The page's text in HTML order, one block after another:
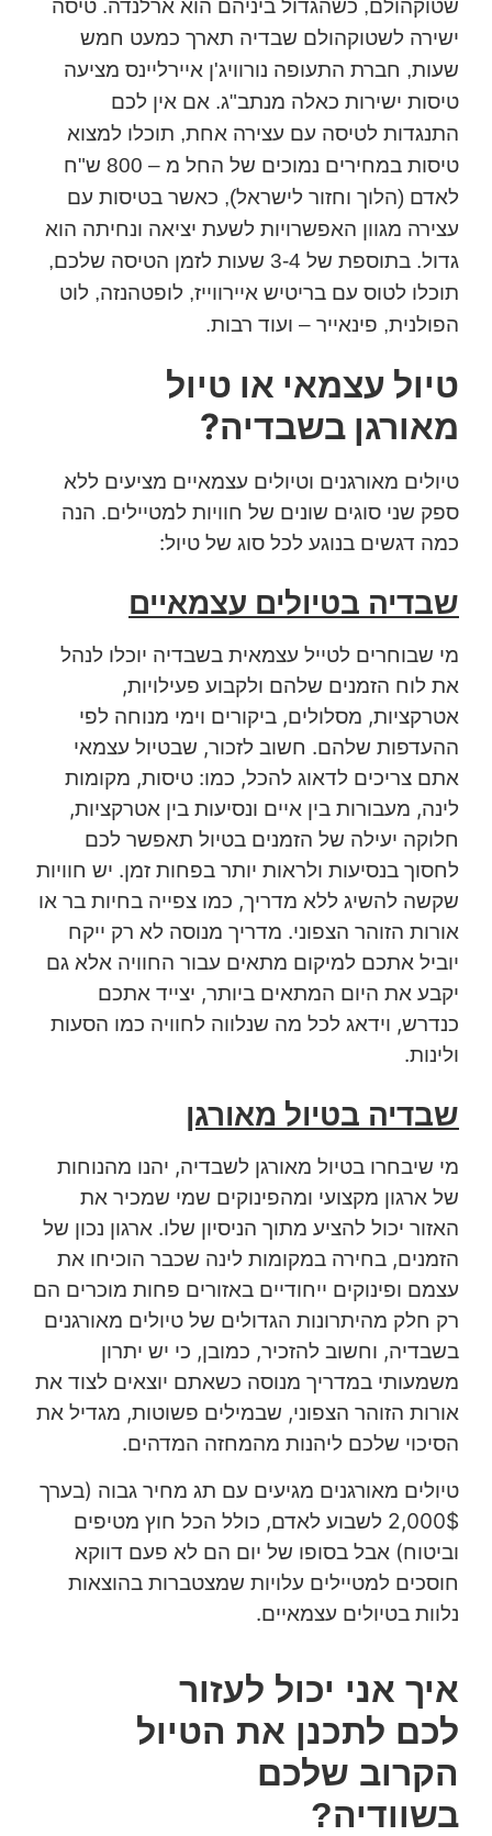
שטוקהולם, כשהגדול ביניהם הוא ארלנדה. טיסה
ישירה לשטוקהולם שבדיה תארך כמעט חמש
שעות, חברת התעופה נורוויג'ן איירליינס מציעה
טיסות ישירות כאלה מנתב"ג. אם אין לכם
התנגדות לטיסה עם עצירה אחת, תוכלו למצוא
טיסות במחירים נמוכים של החל מ – 800 ש"ח
לאדם (הלוך וחזור לישראל), כאשר בטיסות עם
עצירה מגוון האפשרויות לשעת יציאה ונחיתה הוא
גדול. בתוספת של 3-4 שעות לזמן הטיסה שלכם,
תוכלו לטוס עם בריטיש איירווייז, לופטהנזה, לוט
הפולנית, פינאייר – ועוד רבות.
טיול עצמאי או טיול
מאורגן בשבדיה?
טיולים מאורגנים וטיולים עצמאיים מציעים ללא
ספק שני סוגים שונים של חוויות למטיילים. הנה
כמה דגשים בנוגע לכל סוג של טיול:
שבדיה בטיולים עצמאיים
מי שבוחרים לטייל עצמאית בשבדיה יוכלו לנהל
את לוח הזמנים שלהם ולקבוע פעילויות,
אטרקציות, מסלולים, ביקורים וימי מנוחה לפי
ההעדפות שלהם. חשוב לזכור, שבטיול עצמאי
אתם צריכים לדאוג להכל, כמו: טיסות, מקומות
לינה, מעבורות בין איים ונסיעות בין אטרקציות,
חלוקה יעילה של הזמנים בטיול תאפשר לכם
לחסוך בנסיעות ולראות יותר בפחות זמן. יש חוויות
שקשה להשיג ללא מדריך, כמו צפייה בחיות בר או
אורות הזוהר הצפוני. מדריך מנוסה לא רק ייקח
יוביל אתכם למיקום מתאים עבור החוויה אלא גם
יקבע את היום המתאים ביותר, יצייד אתכם
כנדרש, וידאג לכל מה שנלווה לחוויה כמו הסעות
ולינות.
שבדיה בטיול מאורגן
מי שיבחרו בטיול מאורגן לשבדיה, יהנו מהנוחות
של ארגון מקצועי ומהפינוקים שמי שמכיר את
האזור יכול להציע מתוך הניסיון שלו. ארגון נכון של
הזמנים, בחירה במקומות לינה שכבר הוכיחו את
עצמם ופינוקים ייחודיים באזורים פחות מוכרים הם
רק חלק מהיתרונות הגדולים של טיולים מאורגנים
בשבדיה, וחשוב להזכיר, כמובן, כי יש יתרון
משמעותי במדריך מנוסה כשאתם יוצאים לצוד את
אורות הזוהר הצפוני, שבמילים פשוטות, מגדיל את
הסיכוי שלכם ליהנות מהמחזה המדהים.
טיולים מאורגנים מגיעים עם תג מחיר גבוה (בערך
2,000$ לשבוע לאדם, כולל הכל חוץ מטיפים
וביטוח) אבל בסופו של יום הם לא פעם דווקא
חוסכים למטיילים עלויות שמצטברות בהוצאות
נלוות בטיולים עצמאיים.
איך אני יכול לעזור
לכם לתכנן את הטיול
הקרוב שלכם
בשוודיה?